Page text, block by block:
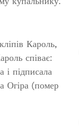
Кароль,
співає:
і підписала
Огіра (помер